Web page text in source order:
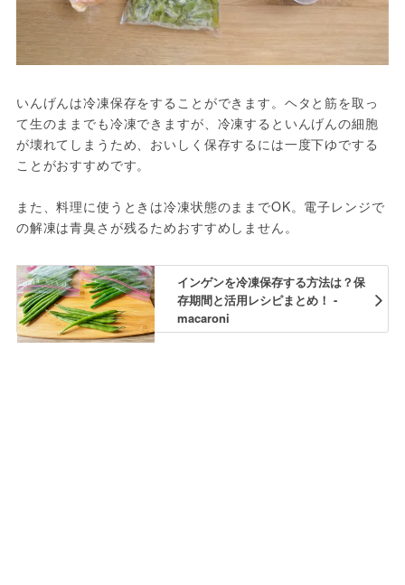
いんげんは冷凍保存をすることができます。ヘタと筋を取っ
て生のままでも冷凍できますが、冷凍するといんげんの細胞
が壊れてしまうため、おいしく保存するには一度下ゆでする
ことがおすすめです。
また、料理に使うときは冷凍状態のままでOK。電子レンジで
の解凍は青臭さが残るためおすすめしません。
インゲンを冷凍保存する方法は？保
存期間と活用レシピまとめ！ -
macaroni